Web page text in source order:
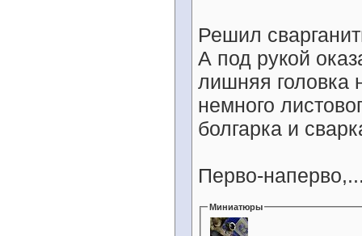
Решил
А под рукой
лишняя головка
немного
болгарка и
Перво-
Миниатюры